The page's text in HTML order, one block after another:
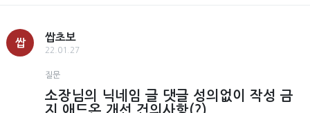
쌉
쌉초보
22.01.27
질문
소장님의 닉네임 글 댓글 성의없이 작성 금